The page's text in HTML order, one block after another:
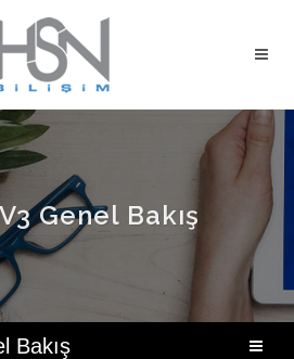
Genel Bakış
Bakış